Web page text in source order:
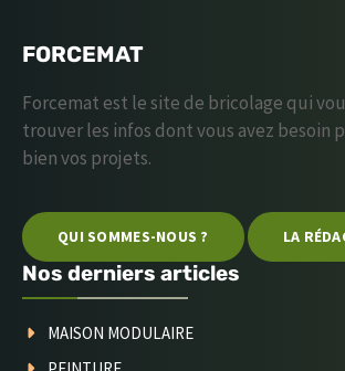
FORCEMAT
Forcemat est le site de bricolage qui
trouver les infos dont vous avez besoin
bien vos projets.
QUI SOMMES-NOUS ? LA
Nos derniers articles
MAISON MODULAIRE